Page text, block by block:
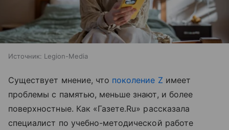
Источник: Legion-Media
Существует мнение, что поколение Z имеет
проблемы с памятью, меньше знают, и более
поверхностные. Как «Газете.Ru» рассказала
специалист по учебно-методической работе